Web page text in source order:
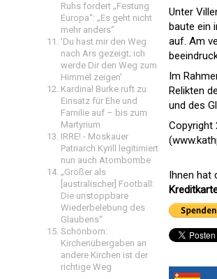
Ruhs fordert „Festung
Europa“: „Es geht nicht
mehr anders“
'Du hast mir den Weg
nach Ars gezeigt; ich
werde Dir den Weg zum
Himmel zeigen'
Kardinal Burke ruft zu
Einsatz für Ehe und
Familie auf – bis zum
Martyrium
IRRE! - Moskauer
Patriarch Kyrill legitimiert
nun auch Atombombe
„Größer als
[australischer] Football:
Die unstoppbare
Wiederbelebung des
Glaubens“
Schönborn:
Kirchenübergaben an
andere Kirchen ist der
richtige Weg
Unter
baute ein
auf. Am
Im
Relikten
und des
Copyright
Ihnen hat